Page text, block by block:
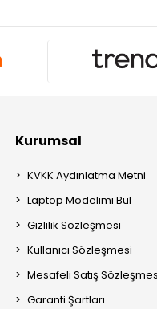
Kurumsal
KVKK Aydınlatma Metni
Laptop Modelimi Bul
Gizlilik Sözleşmesi
Kullanıcı Sözleşmesi
Mesafeli Satış
Garanti Şartları